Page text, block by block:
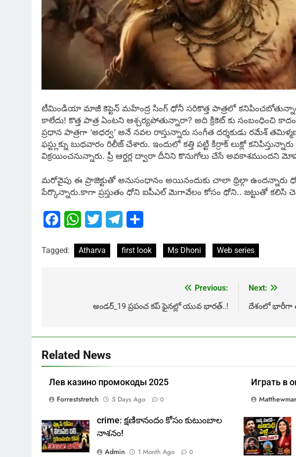
టీమిండియా మాజీ కెప్టెన్ మహేంద్ర సింగ్ ధోనీ సరికొత్త పాత్రలో
కాలేదు! కొత్త పాత్ర ఏంటని ఆశ్చర్యపోతున్నారా? అది క్రికెట్ కు సంబంధించి
ప్రధాన పాత్రగా ‘అధర్వ’ అనే నవల రాస్తున్నారు సంగీత దర్శకుడు రమేశ్
ఫస్ట్లుక్ను బుధవారం రిలీజ్ చేశారు. ఇందులో కత్తి పట్టి కిర్రాక్ లుక్లో
విక్రయించనున్నారు. ప్రీ ఆర్డర్ల ద్వారా దీనిని కొనుగోలు చేసే అవకాశముందని
మరోవైపు ఈ ప్రాజెక్టుతో అనుసంధానం అయినందుకు చాలా థ్రిల్గా
పేర్కొన్నారు.కాగా ప్రస్తుతం ధోని ఐపీఎల్ మెగావేలం కోసం ధోని.. జట్టుతో కలిసి
FacebookWhatsApp
Twitter Telegram
Tagged: Atharva first look Ms Dhoni Web series
navigation
Previous:
అండర్_19 ప్రపంచ కప్ ఫైనల్లో యువ భారత్..!
Next:
దేశంలో భారీగా
Related News
Лев казино промокоды 2025
Forreststretch
5 Days Ago 0
Играть в
crime: క్షణికానందం కోసం కుటుంబాల
నాశనం!
Admin
1 Month Ago 0